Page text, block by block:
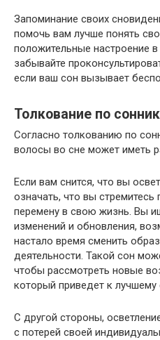
Запоминание своих
помочь вам лучше понять
положительные настроение
забывайте
если ваш сон вызывает
Толкование по
Согласно толкованию по
волосы во сне может иметь
Если вам снится, что вы
означать, что вы стремитесь
перемену в свою жизнь. Вы
изменений и обновления,
настало время сменить
деятельности. Такой сон
чтобы рассмотреть новые
который приведет к лучшему
С другой стороны,
с потерей своей